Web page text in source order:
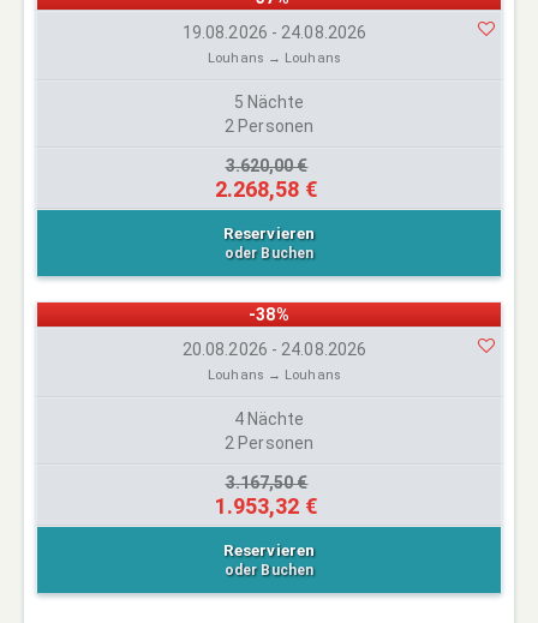
19.08.2026 - 24.08.2026
Louhans → Louhans
5 Nächte
2 Personen
3.620,00 €
2.268,58 €
Reservieren
oder Buchen
-38%
20.08.2026 - 24.08.2026
Louhans → Louhans
4 Nächte
2 Personen
3.167,50 €
1.953,32 €
Reservieren
oder Buchen